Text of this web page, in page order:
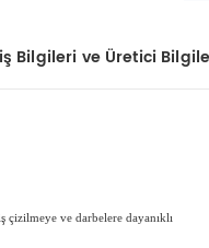
Bilgileri ve Üretici
çizilmeye ve darbelere dayanıklı